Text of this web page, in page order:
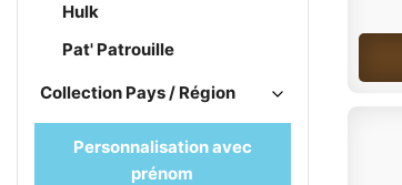
Hulk
Pat' Patrouille
Collection Pays / Région
Personnalisation avec
prénom